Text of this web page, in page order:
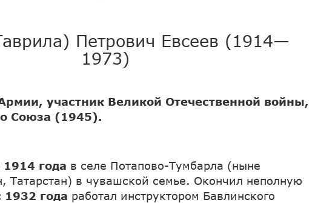
Петрович Евсеев (1914—
1973)
участник Великой Отечественной войны,
Союза (1945).
года в селе Потапово-Тумбарла (ныне
Татарстан) в чувашской семье. Окончил неполную
1932 года работал инструктором Бавлинского